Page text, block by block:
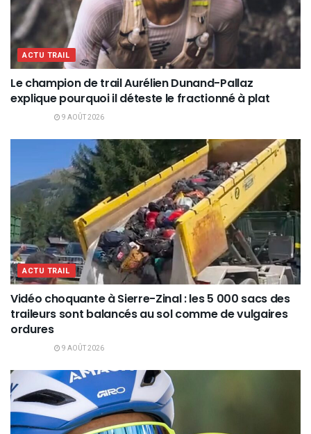
ACTU TRAIL
Le champion de trail Aurélien Dunand-Pallaz
explique pourquoi il déteste le fractionné à plat
9 AOÛT 2026
ACTU TRAIL
Vidéo choquante à Sierre-Zinal : les 5 000 sacs des
traileurs sont balancés au sol comme de vulgaires
ordures
9 AOÛT 2026